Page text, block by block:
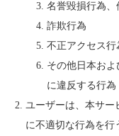
名誉毀損行為
詐欺行為
不正アクセス
その他日本お
に違反する行為
ユーザーは、本サー
に不適切な行為を行